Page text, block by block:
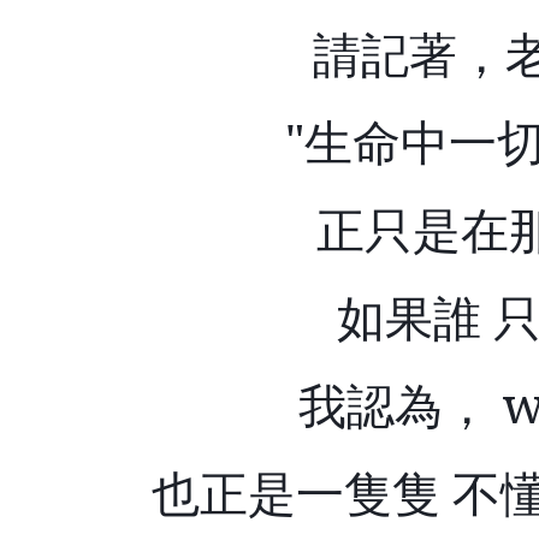
請記著，
"生命中一
正只是在
如果誰
我認為，
也正是一隻隻 不